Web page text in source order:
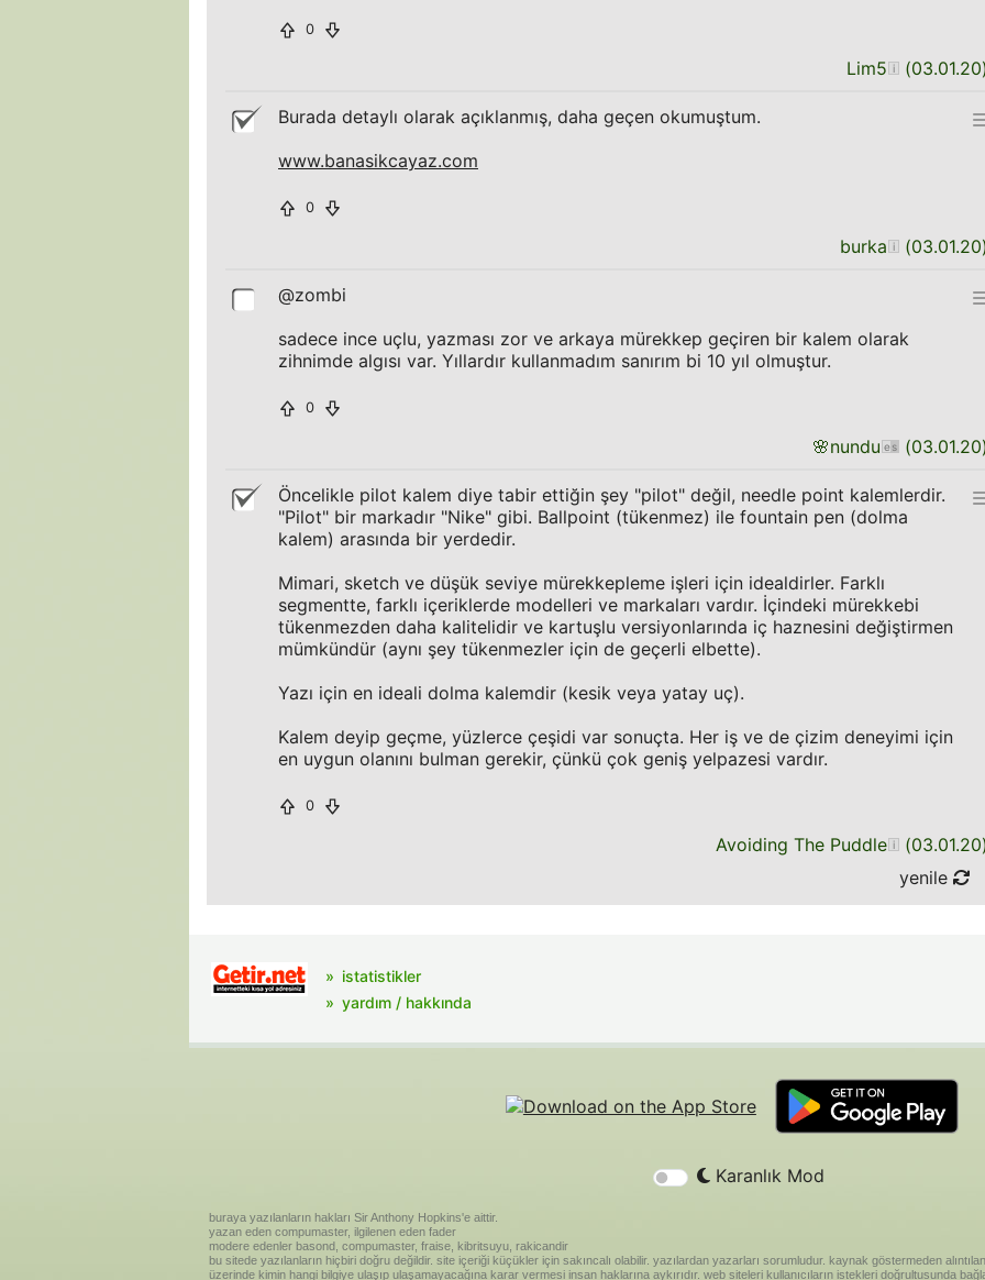
0
Lim5 (03.01.20
Burada detaylı olarak açıklanmış, daha geçen okumuştum.
www.banasikcayaz.com
0
burka (03.01.20
@zombi
sadece ince uçlu, yazması zor ve arkaya mürekkep geçiren bir kalem olarak
zihnimde algısı var. Yıllardır kullanmadım sanırım bi 10 yıl olmuştur.
0
🌸nundu (03.01.20
Öncelikle pilot kalem diye tabir ettiğin şey "pilot" değil, needle point kalemlerdir.
"Pilot" bir markadır "Nike" gibi. Ballpoint (tükenmez) ile fountain pen (dolma
kalem) arasında bir yerdedir.
Mimari, sketch ve düşük seviye mürekkepleme işleri için idealdirler. Farklı
segmentte, farklı içeriklerde modelleri ve markaları vardır. İçindeki mürekkebi
tükenmezden daha kalitelidir ve kartuşlu versiyonlarında iç haznesini değiştirmen
mümkündür (aynı şey tükenmezler için de geçerli elbette).
Yazı için en ideali dolma kalemdir (kesik veya yatay uç).
Kalem deyip geçme, yüzlerce çeşidi var sonuçta. Her iş ve de çizim deneyimi için
en uygun olanını bulman gerekir, çünkü çok geniş yelpazesi vardır.
0
Avoiding The Puddle (03.01.20
yenile
istatistikler
yardım / hakkında
Karanlık Mod
buraya yazılanların hakları Sir Anthony Hopkins'e aittir.
yazan eden compumaster, ilgilenen eden fader
modere edenler basond, compumaster, fraise, kibritsuyu, rakicandir
bu sitede yazılanların hiçbiri doğru değildir. site içeriği küçükler için sakıncalı olabilir. yazılardan yazarları sorumludur. kaynak göstermeden
üzerinde kimin hangi bilgiye ulaşıp ulaşamayacağına karar vermesi insan haklarına aykırıdır. web siteleri kullanıcıların istekleri doğrultusunda